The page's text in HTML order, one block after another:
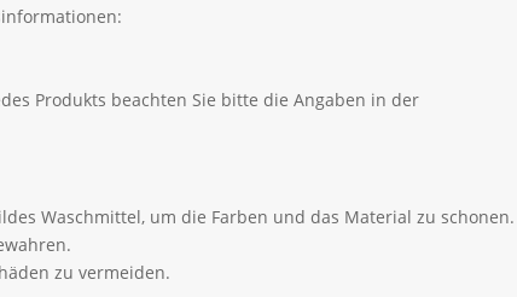
Produkts beachten Sie bitte die Angaben in der
Waschmittel, um die Farben und das Material zu schonen.
zu vermeiden.